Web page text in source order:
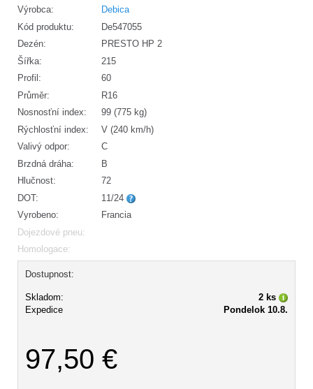
Výrobca:
Debica
Kód produktu:
De547055
Dezén:
PRESTO HP 2
Šířka:
215
Profil:
60
Průměr:
R16
Nosnosťní index:
99 (775 kg)
Rýchlosťní index:
V (240 km/h)
Valivý odpor:
C
Brzdná dráha:
B
Hlučnost:
72
DOT:
11/24
Vyrobeno:
Francia
Dojezdové pneu:
Homologace:
Dostupnost:
Skladom:
2 ks
Expedice
Pondelok 10.8.
97,50 €